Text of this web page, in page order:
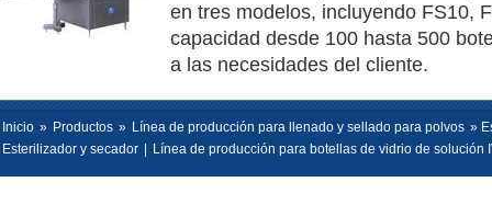
en tres modelos, incluyendo FS10,
capacidad desde 100 hasta 500
a las necesidades del cliente.
Inicio » Productos » Línea de producción para llenado y sellado para polvos »
Esterilizador y secador
Línea de producción para botellas de vidrio de solución